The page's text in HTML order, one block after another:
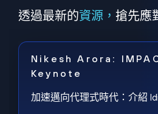
透過最新的資源， 搶先應
Nikesh Arora:
Keynote
加速邁向代理式時代：介紹